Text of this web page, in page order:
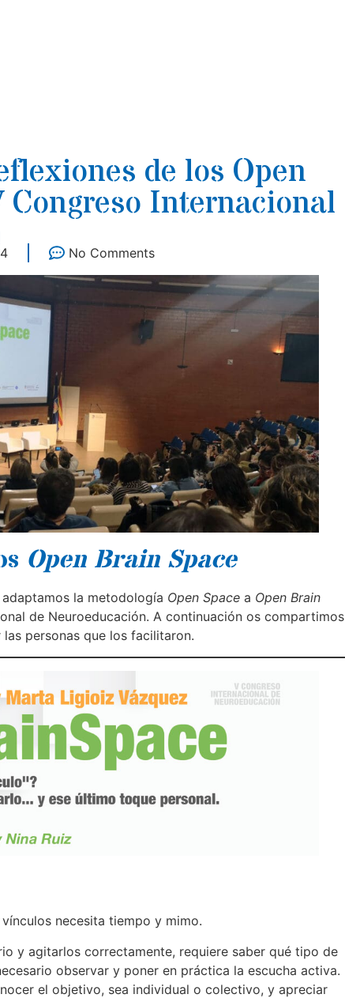
de los Open
Congreso Internacional
No Comments
Open Brain Space
la metodología Open Space a Open Brain
de Neuroeducación. A continuación os compartimos
personas que los facilitaron.
necesita tiempo y mimo.
y agitarlos correctamente, requiere saber qué tipo de
observar y poner en práctica la escucha activa.
el objetivo, sea individual o colectivo, y apreciar